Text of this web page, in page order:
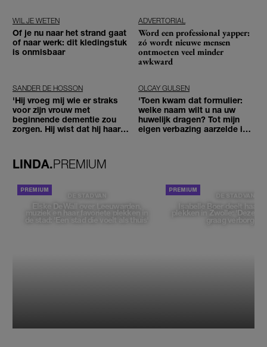
WIL JE WETEN
Of je nu naar het strand gaat
of naar werk: dit kledingstuk
is onmisbaar
ADVERTORIAL
Word een professional yapper:
zó wordt nieuwe mensen
ontmoeten veel minder
awkward
SANDER DE HOSSON
'Hij vroeg mij wie er straks
voor zijn vrouw met
beginnende dementie zou
zorgen. Hij wist dat hij haar
OLCAY GULSEN
'Toen kwam dat formulier:
welke naam wilt u na uw
huwelijk dragen? Tot mijn
eigen verbazing aarzelde ik
LINDA.PREMIUM
DE STAD VAN
Elske DeWall over Leeuwarden,
muziek en haar favoriete plekken in
de stad: 'Een stad die voelt als thuis'
DE STAD VAN
Isabelle Boer deelt haar
plekken in Zwolle: 'Deze
graag verborgen'